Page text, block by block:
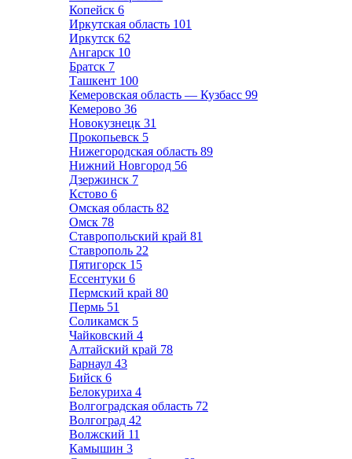
Копейск 6
Иркутская область 101
Иркутск 62
Ангарск 10
Братск 7
Ташкент 100
Кемеровская область — Кузбасс 99
Кемерово 36
Новокузнецк 31
Прокопьевск 5
Нижегородская область 89
Нижний Новгород 56
Дзержинск 7
Кстово 6
Омская область 82
Омск 78
Ставропольский край 81
Ставрополь 22
Пятигорск 15
Ессентуки 6
Пермский край 80
Пермь 51
Соликамск 5
Чайковский 4
Алтайский край 78
Барнаул 43
Бийск 6
Белокуриха 4
Волгоградская область 72
Волгоград 42
Волжский 11
Камышин 3